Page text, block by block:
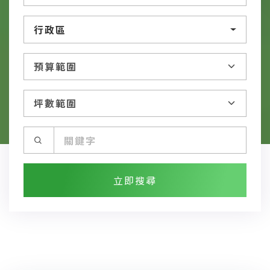
行政區
立即搜尋